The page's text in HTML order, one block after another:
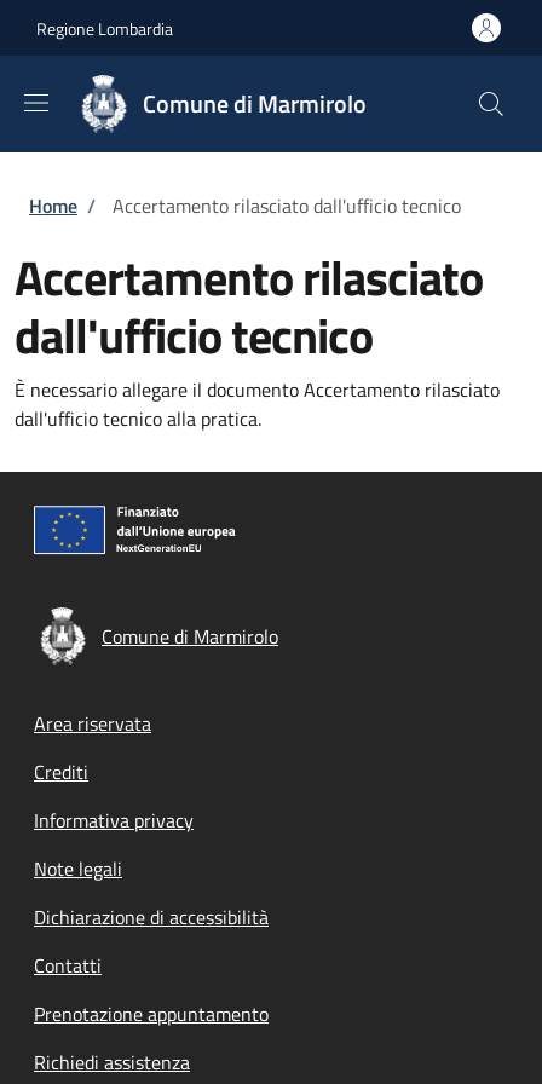
Regione Lombardia
Comune di Marmirolo
Briciole di pane
Home / Accertamento rilasciato dall'ufficio tecnico
Accertamento rilasciato
dall'ufficio tecnico
È necessario allegare il documento Accertamento rilasciato
dall'ufficio tecnico alla pratica.
Comune di Marmirolo
Footer menu
Area riservata
Crediti
Informativa privacy
Note legali
Dichiarazione di accessibilità
Contatti
Prenotazione appuntamento
Richiedi assistenza